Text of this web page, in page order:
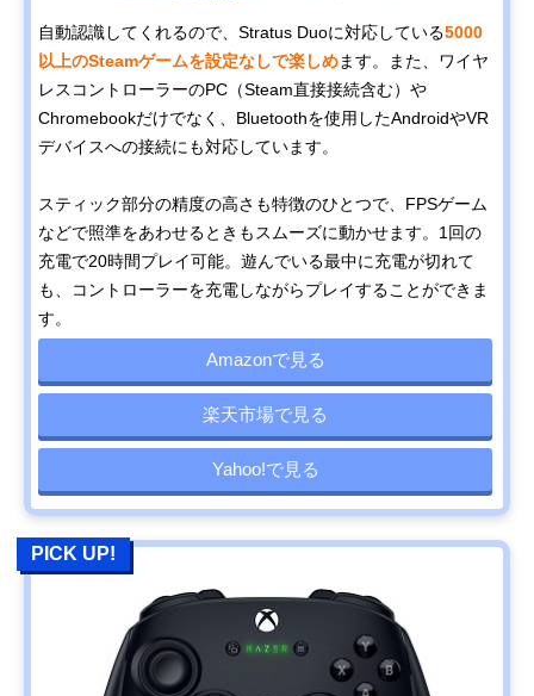
自動認識してくれるので、Stratus Duoに対応している5000
以上のSteamゲームを設定なしで楽しめます。また、ワイヤ
レスコントローラーのPC（Steam直接接続含む）や
Chromebookだけでなく、Bluetoothを使用したAndroidやVR
デバイスへの接続にも対応しています。
スティック部分の精度の高さも特徴のひとつで、FPSゲーム
などで照準をあわせるときもスムーズに動かせます。1回の
充電で20時間プレイ可能。遊んでいる最中に充電が切れて
も、コントローラーを充電しながらプレイすることができま
す。
Amazonで見る
楽天市場で見る
Yahoo!で見る
PICK UP!